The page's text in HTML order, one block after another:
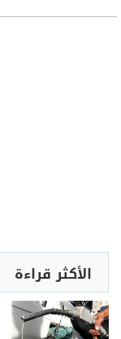
الأكثر قراءة